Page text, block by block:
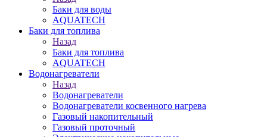
Баки для воды
AQUATECH
Баки для топлива
Назад
Баки для топлива
AQUATECH
Водонагреватели
Назад
Водонагреватели
Водонагреватели косвенного нагрева
Газовый накопительный
Газовый проточный